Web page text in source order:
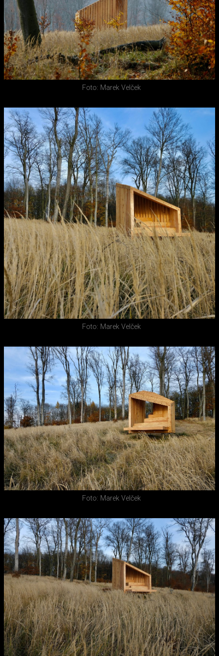
Foto: Marek Velček
Foto: Marek Velček
Foto: Marek Velček